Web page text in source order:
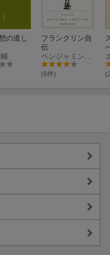
の道し
フランクリン自
伝
(6件)